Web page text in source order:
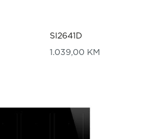
SI2641D
1.039,00 KM